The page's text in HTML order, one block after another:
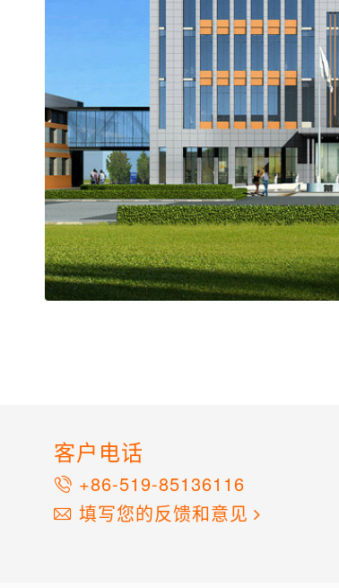
客户电话
+86-519-85136116
填写您的反馈和意见